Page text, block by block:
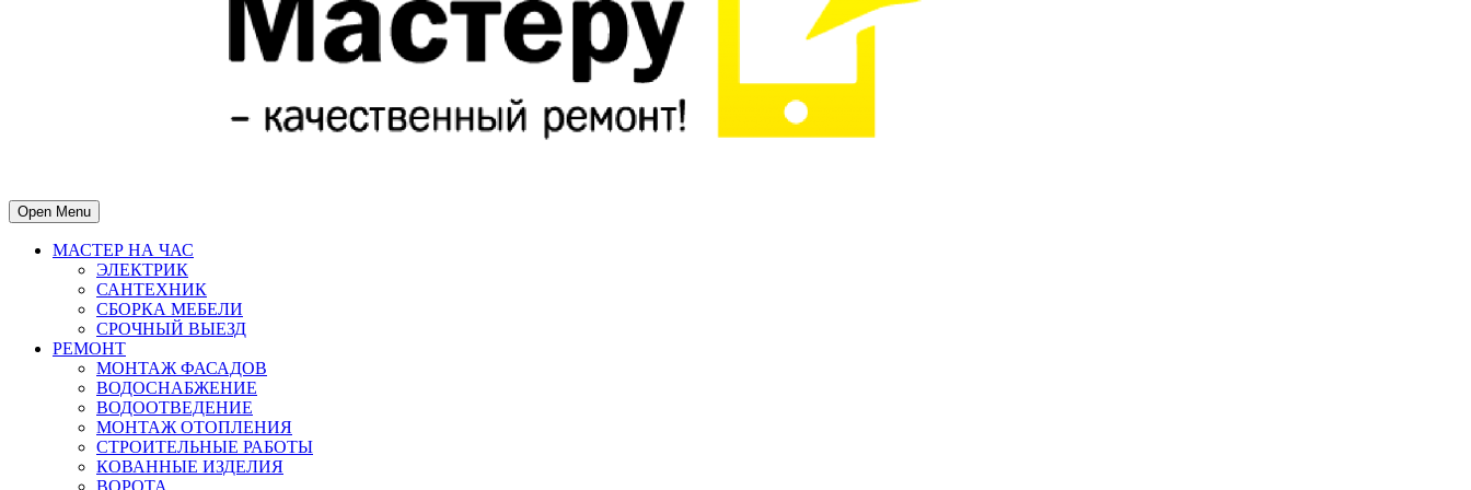
Open Menu
МАСТЕР НА ЧАС
ЭЛЕКТРИК
САНТЕХНИК
СБОРКА МЕБЕЛИ
СРОЧНЫЙ ВЫЕЗД
РЕМОНТ
МОНТАЖ ФАСАДОВ
ВОДОСНАБЖЕНИЕ
ВОДООТВЕДЕНИЕ
МОНТАЖ ОТОПЛЕНИЯ
СТРОИТЕЛЬНЫЕ РАБОТЫ
КОВАННЫЕ ИЗДЕЛИЯ
ВОРОТА